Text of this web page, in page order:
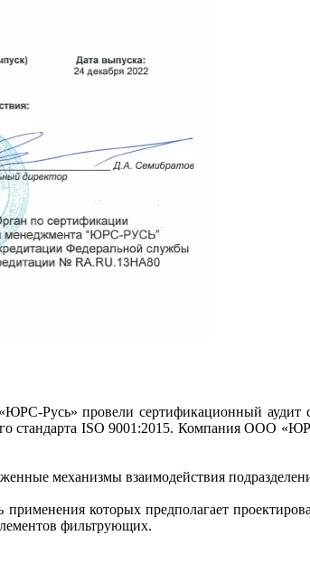
Русь» провели сертификационный аудит
ISО 9001:2015. Компания ООО
механизмы взаимодействия
которых предполагает
фильтрующих.